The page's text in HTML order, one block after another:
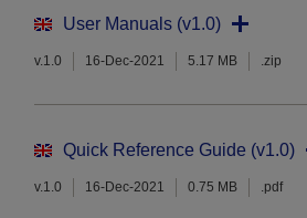
User Manuals (v1.0)
v.1.0 16-Dec-2021 5.17 MB .zip
Quick Reference Guide (v1.0)
v.1.0 16-Dec-2021 0.75 MB .pdf